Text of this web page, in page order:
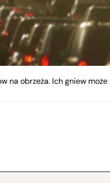
na obrzeża. Ich gniew